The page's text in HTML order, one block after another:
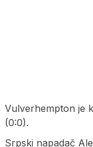
Vulverhempton je
(0:0).
Srpski napadač